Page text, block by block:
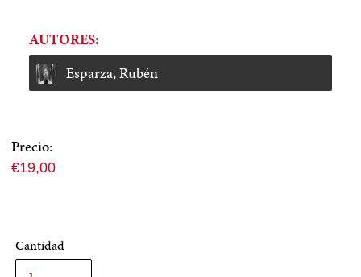
AUTORES:
Esparza, Rubén
Precio:
Precio
€19,00
Cantidad